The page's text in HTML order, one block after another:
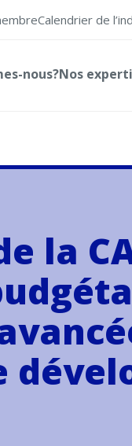
Calendrier de
nous?Nos
la